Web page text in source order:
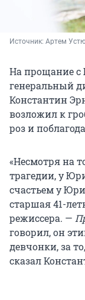
Источник: Артем
На прощание
генеральный
Константин
возложил к
роз и
«Несмотря на
трагедии, у
счастьем у
старшая 41-
режиссера. —
говорил, он
девчонки, за
сказал